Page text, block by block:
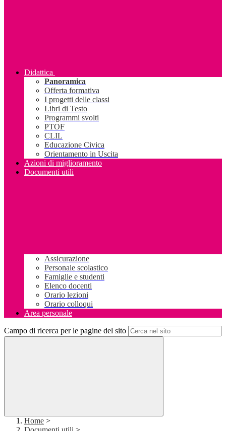
Didattica
Panoramica
Offerta formativa
I progetti delle classi
Libri di Testo
Programmi svolti
PTOF
CLIL
Educazione Civica
Orientamento in Uscita
Azioni di miglioramento
Documenti utili
Assicurazione
Personale scolastico
Famiglie e studenti
Elenco docenti
Orario lezioni
Orario colloqui
Area personale
Campo di ricerca per le pagine del sito
Home >